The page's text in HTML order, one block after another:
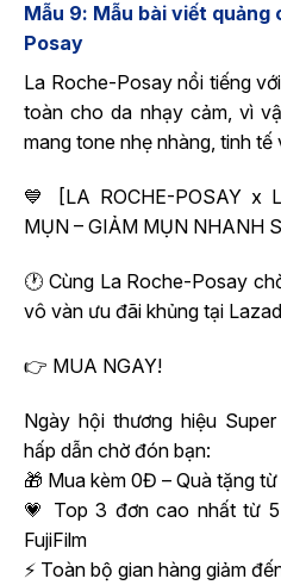
Mẫu 9: Mẫu bài viết quảng
Posay
La Roche-Posay nổi tiếng
toàn cho da nhạy cảm, vì
mang tone nhẹ nhàng, tinh tế
💙 [LA ROCHE-POSAY x
MỤN – GIẢM MỤN NHANH
🕐 Cùng La Roche-Posay
vô vàn ưu đãi khủng tại
👉 MUA NGAY!
Ngày hội thương hiệu
hấp dẫn chờ đón bạn:
🎁 Mua kèm 0Đ – Quà tặng
💗 Top 3 đơn cao nhất từ
FujiFilm
⚡ Toàn bộ gian hàng giảm